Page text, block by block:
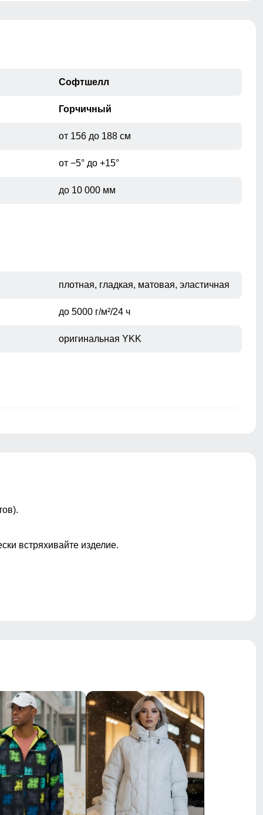
Софтшелл
Горчичный
от 156 до 188 см
от −5° до +15°
до 10 000 мм
плотная, гладкая, матовая, эластичная
до 5000 г/м²/24 ч
оригинальная YKK
внутренняя система утяжки на кнопках
встряхивайте изделие.